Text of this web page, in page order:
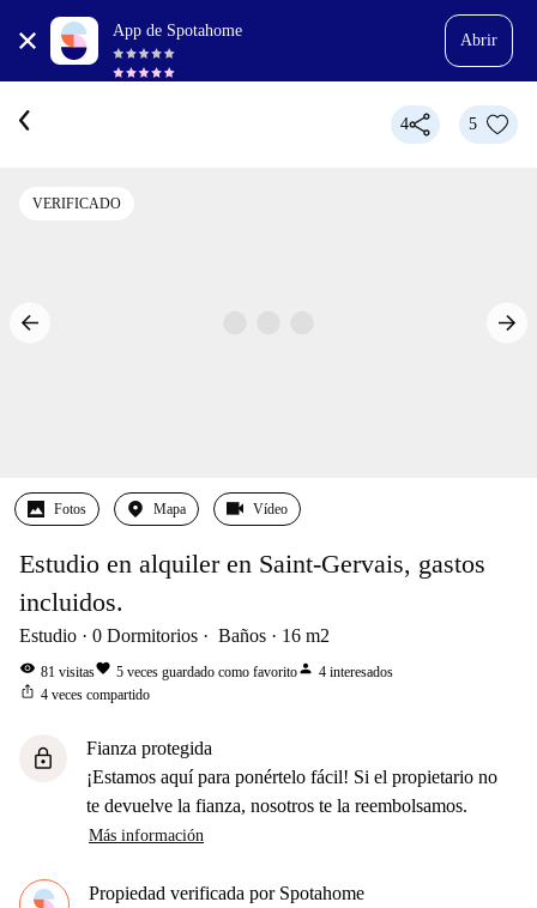
App de Spotahome
Abrir
4 5
VERIFICADO
Fotos Mapa Vídeo
Estudio en alquiler en Saint-Gervais, gastos
incluidos.
Estudio 0 Dormitorios Baños 16 m2
visibility 81 visitasfavorite 5 veces guardado como favoritoperson 4 interesados
ios_share 4 veces compartido
lock
Fianza protegida
¡Estamos aquí para ponértelo fácil! Si el propietario no
te devuelve la fianza, nosotros te la reembolsamos.
Más información
Propiedad verificada por Spotahome